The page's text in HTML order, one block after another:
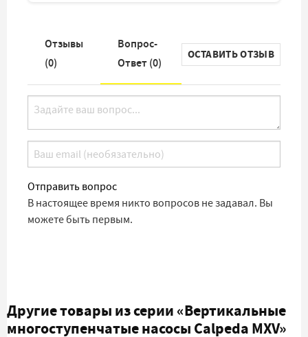
Отзывы
(0)
Вопрос-
Ответ (0)
ОСТАВИТЬ ОТЗЫВ
Отправить вопрос
В настоящее время никто вопросов не задавал. Вы
можете быть первым.
Другие товары из серии«Вертикальные
многоступенчатые насосы Calpeda MXV»